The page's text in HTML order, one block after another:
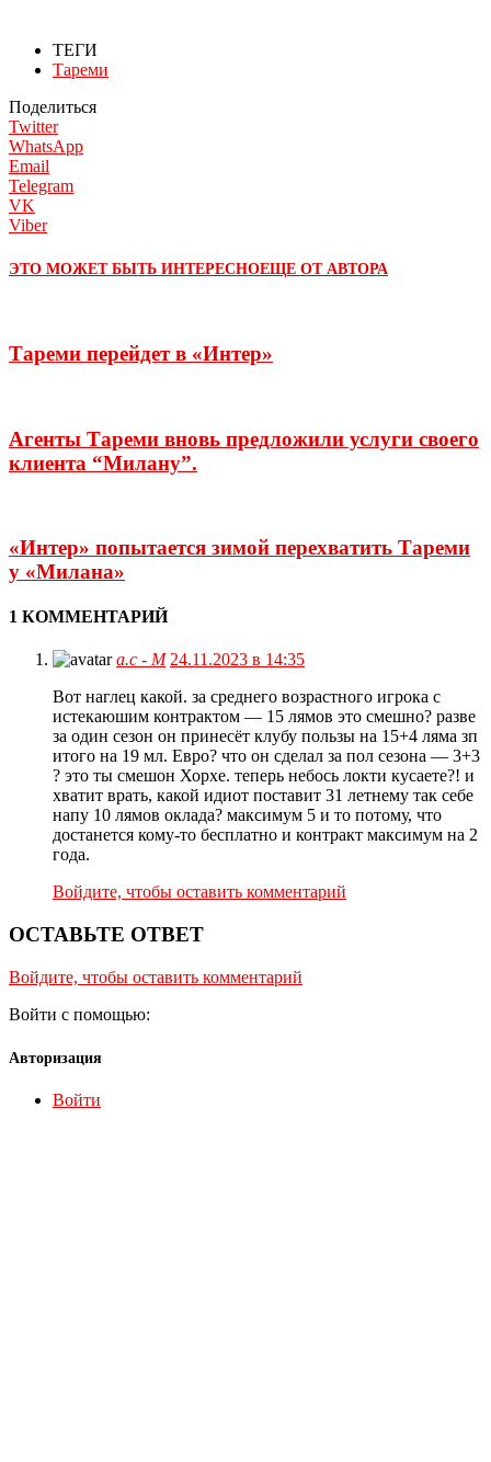
ТЕГИ
Тареми
Поделиться
Twitter
WhatsApp
Email
Telegram
VK
Viber
ЭТО МОЖЕТ БЫТЬ ИНТЕРЕСНОЕЩЕ ОТ АВТОРА
Тареми перейдет в «Интер»
Агенты Тареми вновь предложили услуги своего
клиента “Милану”.
«Интер» попытается зимой перехватить Тареми
у «Милана»
1 КОММЕНТАРИЙ
а.с - М 24.11.2023 в 14:35
Вот наглец какой. за среднего возрастного игрока с
истекаюшим контрактом — 15 лямов это смешно? разве
за один сезон он принесёт клубу пользы на 15+4 ляма зп
итого на 19 мл. Евро? что он сделал за пол сезона — 3+3
? это ты смешон Хорхе. теперь небось локти кусаете?! и
хватит врать, какой идиот поставит 31 летнему так себе
напу 10 лямов оклада? максимум 5 и то потому, что
достанется кому-то бесплатно и контракт максимум на 2
года.
Войдите, чтобы оставить комментарий
ОСТАВЬТЕ ОТВЕТ
Войдите, чтобы оставить комментарий
Войти с помощью:
Авторизация
Войти